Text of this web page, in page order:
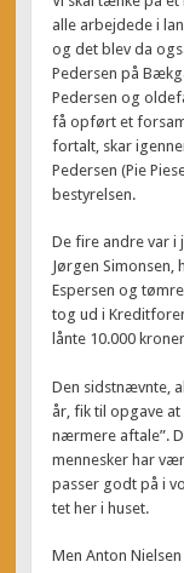
alle arbejdede i
og det blev da
Pedersen på
Pedersen og
få opført et
fortalt, skar
Pedersen (Pie
bestyrelsen.
De fire andre var i
Jørgen Simonsen,
Espersen og
tog ud i
lånte 10.000
Den sidstnævnte,
år, fik til opgave
nærmere aftale”.
mennesker har
passer godt på i
tet her i huset.
Men Anton